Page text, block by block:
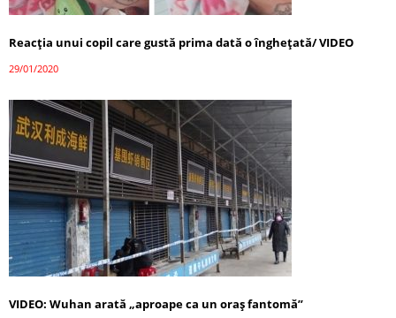
Reacția unui copil care gustă prima dată o înghețată/ VIDEO
29/01/2020
VIDEO: Wuhan arată „aproape ca un oraș fantomă”